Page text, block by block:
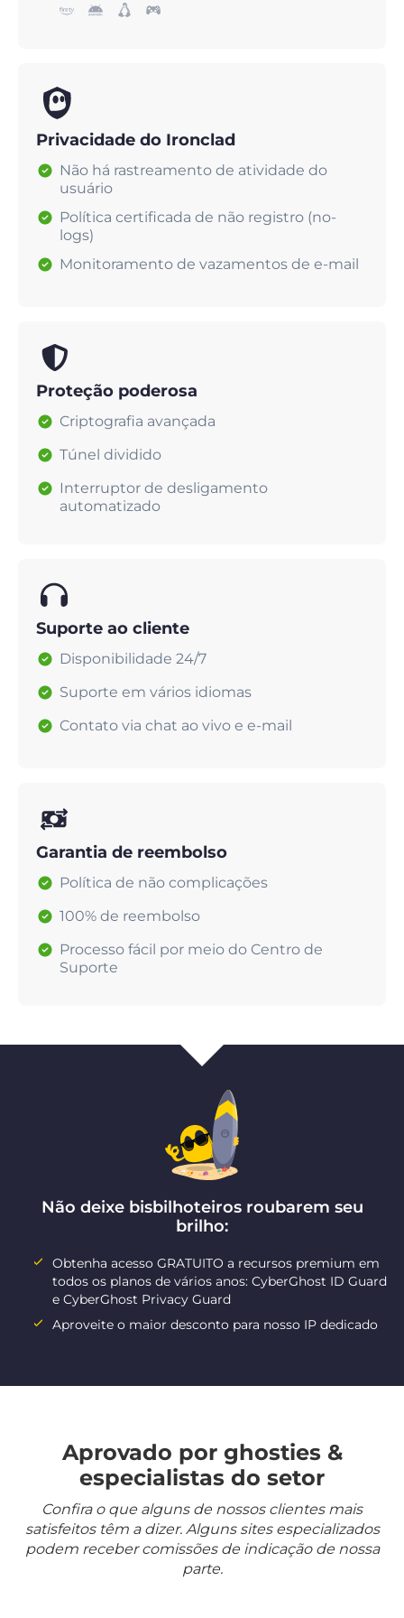
Privacidade do Ironclad
Não há rastreamento de atividade do
usuário
Política certificada de não registro (no-
logs)
Monitoramento de vazamentos de e-mail
Proteção poderosa
Criptografia avançada
Túnel dividido
Interruptor de desligamento
automatizado
Suporte ao cliente
Disponibilidade 24/7
Suporte em vários idiomas
Contato via chat ao vivo e e-mail
Garantia de reembolso
Política de não complicações
100% de reembolso
Processo fácil por meio do Centro de
Suporte
Não deixe bisbilhoteiros roubarem seu
brilho:
Obtenha acesso GRATUITO a recursos premium em
todos os planos de vários anos: CyberGhost ID Guard
e CyberGhost Privacy Guard
Aproveite o maior desconto para nosso IP dedicado
Aprovado por ghosties &
especialistas do setor
Confira o que alguns de nossos clientes mais
satisfeitos têm a dizer. Alguns sites especializados
podem receber comissões de indicação de nossa
parte.